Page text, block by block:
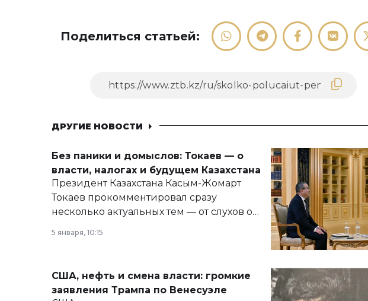
Поделиться статьей:
ДРУГИЕ НОВОСТИ
Без паники и домыслов: Токаев — о
власти, налогах и будущем Казахстана
Президент Казахстана Касым-Жомарт
Токаев прокомментировал сразу
несколько актуальных тем — от слухов о
армии, экономики и личного здоровья.
5 января, 10:15
США, нефть и смена власти: громкие
заявления Трампа по Венесуэле